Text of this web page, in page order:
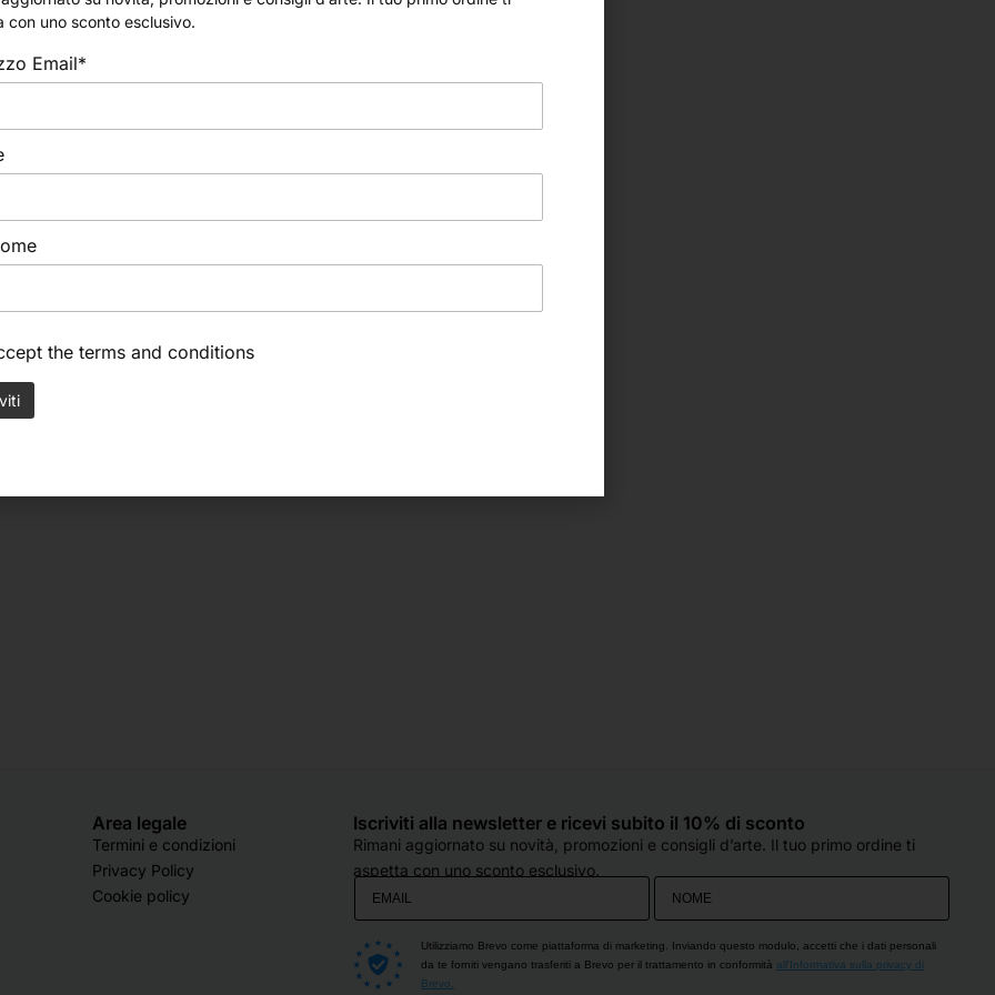
Area legale
Termini e condizioni
Privacy Policy
Cookie policy
Iscriviti alla newsletter e ricevi subito il 10% di sconto
Rimani aggiornato su novità, promozioni e consigli d’arte. Il tuo primo ordine ti
aspetta con uno sconto esclusivo.
Utilizziamo Brevo come piattaforma di marketing. Inviando questo modulo, accetti che i dati personali
da te forniti vengano trasferiti a Brevo per il trattamento in conformità all'Informativa sulla privacy di
Brevo.
con uno sconto esclusivo.
Email*
the terms and conditions